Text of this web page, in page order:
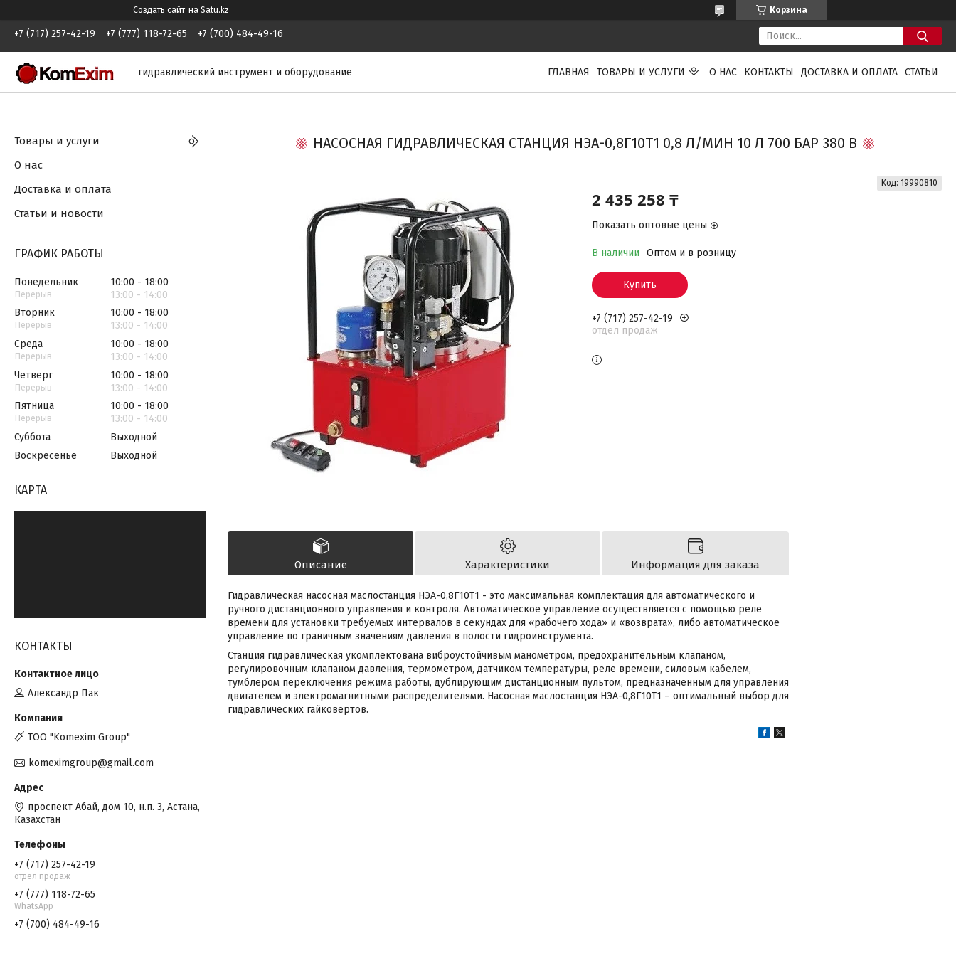
Создать сайт на Satu.kz Корзина
+7 (717) 257-42-19 +7 (777) 118-72-65 +7 (700) 484-49-16
гидравлический инструмент и оборудование ГЛАВНАЯ ТОВАРЫ И УСЛУГИ О НАС КОНТАКТЫ ДОСТАВКА И ОПЛАТА СТАТЬИ
НАСОСНАЯ ГИДРАВЛИЧЕСКАЯ СТАНЦИЯ НЭА-0,8Г10Т1 0,8 Л/МИН 10 Л 700 БАР 380 В
2 435 258 ₸
Показать оптовые цены
В наличии Оптом и в розницу
Код: 19990810
Купить
+7 (717) 257-42-19
отдел продаж
Описание Характеристики Информация для заказа
Гидравлическая насосная маслостанция НЭА-0,8Г10Т1 - это максимальная комплектация для автоматического и
ручного дистанционного управления и контроля. Автоматическое управление осуществляется с помощью реле
времени для установки требуемых интервалов в секундах для «рабочего хода» и «возврата», либо автоматическое
управление по граничным значениям давления в полости гидроинструмента.
Станция гидравлическая укомплектована виброустойчивым манометром, предохранительным клапаном,
регулировочным клапаном давления, термометром, датчиком температуры, реле времени, силовым кабелем,
тумблером переключения режима работы, дублирующим дистанционным пультом, предназначенным для управления
двигателем и электромагнитными распределителями. Насосная маслостанция НЭА-0,8Г10Т1 – оптимальный выбор для
гидравлических гайковертов.
Товары и услуги
О нас
Доставка и оплата
Статьи и новости
ГРАФИК РАБОТЫ
Понедельник 10:00
18:00
13:00
14:00
Вторник
10:00
18:00
13:00
14:00
Среда
10:00
18:00
13:00
14:00
Четверг
10:00
18:00
13:00
14:00
Пятница
10:00
18:00
13:00
14:00
Суббота
Выходной
Воскресенье
Выходной
КАРТА
КОНТАКТЫ
Александр Пак
TOO "Komexim Group"
komeximgroup@gmail.com
проспект Абай, дом 10, н.п. 3, Астана,
Казахстан
+7 (717) 257-42-19
отдел продаж
+7 (777) 118-72-65
WhatsApp
+7 (700) 484-49-16